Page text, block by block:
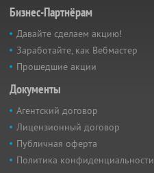
Бизнес-Партнёрам
Давайте сделаем акцию!
Заработайте, как Вебмастер
Прошедшие акции
Документы
Агентский договор
Лицензионный договор
Публичная оферта
Политика конфиденциальности